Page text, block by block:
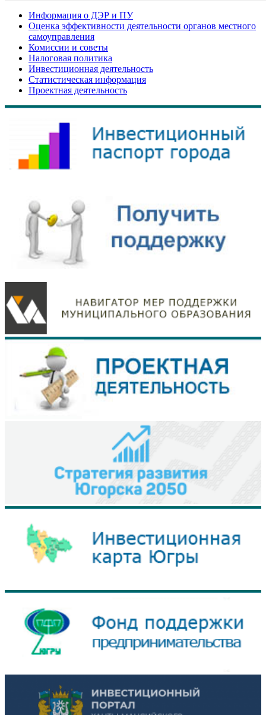
Информация о ДЭР и ПУ
Оценка эффективности деятельности органов местного
самоуправления
Комиссии и советы
Налоговая политика
Инвестиционная деятельность
Статистическая информация
Проектная деятельность